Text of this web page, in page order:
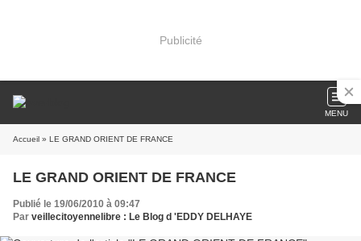
Publicité
MENU
Accueil » LE GRAND ORIENT DE FRANCE
LE GRAND ORIENT DE FRANCE
Publié le 19/06/2010 à 09:47
Par veillecitoyennelibre : Le Blog d 'EDDY DELHAYE